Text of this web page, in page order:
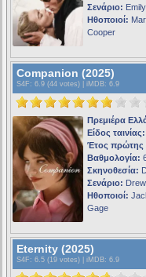
Σενάριο:
Ηθοποιοί:
Cooper
Companion (2025)
S4F : 6.9 (44 votes) | iMDB: 6.9
Πρεμιέρα
Είδος ταινίας:
Έτος πρώτης
Βαθμολογία:
Σκηνοθεσία:
Σενάριο:
Ηθοποιοί:
Gage
Eternity (2025)
S4F : 6.5 (19 votes) | iMDB: 6.9